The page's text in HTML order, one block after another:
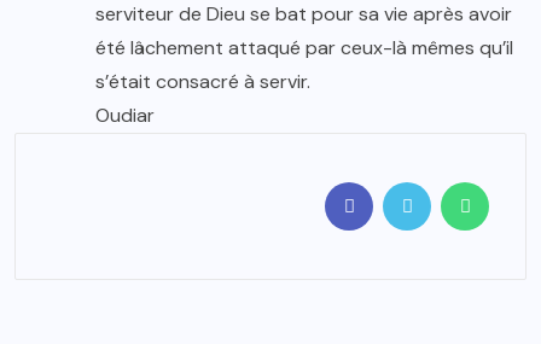
serviteur de Dieu se bat pour sa vie après avoir
été lâchement attaqué par ceux-là mêmes qu’il
s’était consacré à servir.
Oudiar